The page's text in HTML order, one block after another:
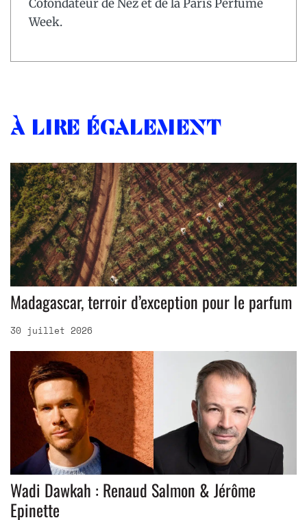
Cofondateur de Nez et de la Paris Perfume
Week.
À lire également
Madagascar, terroir d’exception pour le parfum
30 juillet 2026
Wadi Dawkah : Renaud Salmon & Jérôme
Epinette